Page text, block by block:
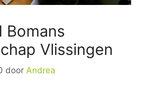
Bomans
Vlissingen
door Andrea